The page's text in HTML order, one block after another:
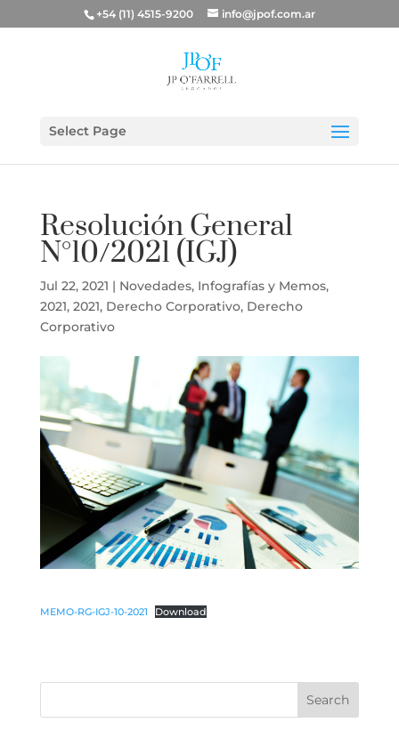
+54 (11) 4515-9200 info@jpof.com.ar
Select Page
Resolución General
N°10/2021 (IGJ)
Jul 22, 2021 | Novedades, Infografías y Memos,
2021, 2021, Derecho Corporativo, Derecho
Corporativo
MEMO-RG-IGJ-10-2021 Download